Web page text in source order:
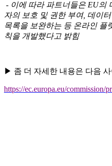
- 이에 따라 파트너들은 EU의
자의 보호 및 권한 부여, 데이
목록을 보완하는 등 온라인 플
칙을 개발했다고 밝힘
▶ 좀 더 자세한 내용은 다음
https://ec.europa.eu/commission/